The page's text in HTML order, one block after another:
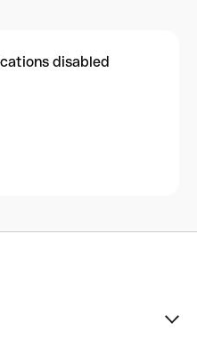
disabled